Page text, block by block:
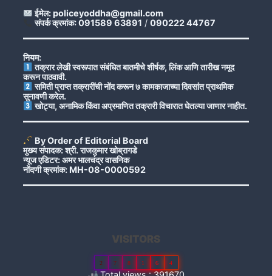
ईमेल: policeyoddha@gmail.com
संपर्क क्रमांक: 091589 63891 / 090222 44767
नियम:
तक्रार लेखी स्वरूपात संबंधित बातमीचे शीर्षक, लिंक आणि तारीख नमूद
करून पाठवावी.
समिती प्राप्त तक्रारींची नोंद करून ७ कामकाजाच्या दिवसांत प्राथमिक
सुनावणी करेल.
खोट्या, अनामिक किंवा अप्रमाणित तक्रारी विचारात घेतल्या जाणार नाहीत.
By Order of Editorial Board
मुख्य संपादक: श्री. राजकुमार खोब्रागडे
न्यूज एडिटर: अमर भालचंद्र वासनिक
नोंदणी क्रमांक: MH-08-0000592
VISITORS
2 7 8 1 6 4